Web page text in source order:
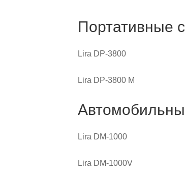
Портативные
Lira DP-3800
Lira DP-3800 М
Lira DM-1000
Lira DM-1000V